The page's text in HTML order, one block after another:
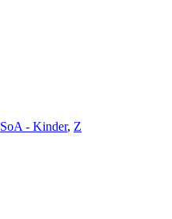
SoA - Kinder, Z